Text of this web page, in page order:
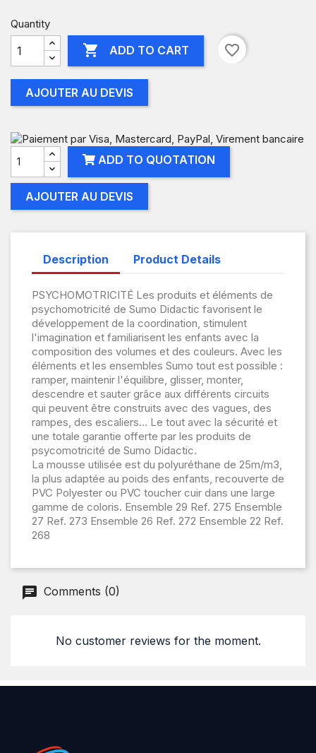
Quantity
 ADD TO CART favorite_border
AJOUTER AU DEVIS
ADD TO QUOTATION
AJOUTER AU DEVIS
Description Product Details
PSYCHOMOTRICITÉ Les produits et éléments de
psychomotricité de Sumo Didactic favorisent le
développement de la coordination, stimulent
l'imagination et familiarisent les enfants avec la
composition des volumes et des couleurs. Avec les
éléments et les ensembles Sumo tout est possible :
ramper, maintenir l'équilibre, glisser, monter,
descendre et sauter grâce aux différents circuits
qui peuvent être construits avec des vagues, des
rampes, des escaliers... Le tout avec la sécurité et
une totale garantie offerte par les produits de
psycomotricité de Sumo Didactic.
La mousse utilisée est du polyuréthane de 25m/m3,
la plus adaptée au poids des enfants, recouverte de
PVC Polyester ou PVC toucher cuir dans une large
gamme de coloris. Ensemble 29 Ref. 275 Ensemble
27 Ref. 273 Ensemble 26 Ref. 272 Ensemble 22 Ref.
268
Comments (0)
No customer reviews for the moment.